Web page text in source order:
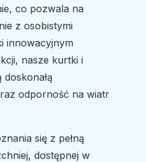
co pozwala na
z osobistymi
innowacyjnym
nasze kurtki i
doskonałą
odporność na wiatr
się z pełną
dostępnej w